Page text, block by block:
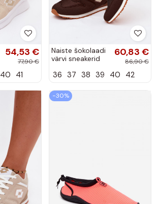
54,53 €
77,90 €
40 41
Naiste šokolaadi
värvi sneakerid
EPICAN
60,83 €
86,90 €
36 37 38 39 40 42
−30%